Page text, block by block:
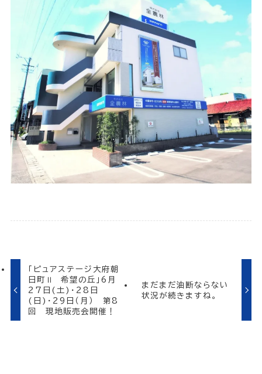
「ピュアステージ大府朝
日町Ⅱ 希望の丘」6月
27日(土)・28日
(日)・29日（月） 第8
回 現地販売会開催！
まだまだ油断ならない
状況が続きますね。